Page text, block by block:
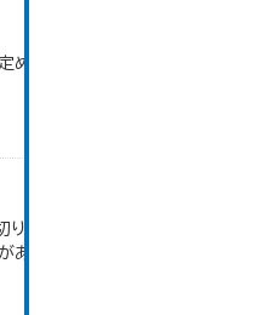
めた、主要観光施設を掲
捨てしているため、内訳
る。